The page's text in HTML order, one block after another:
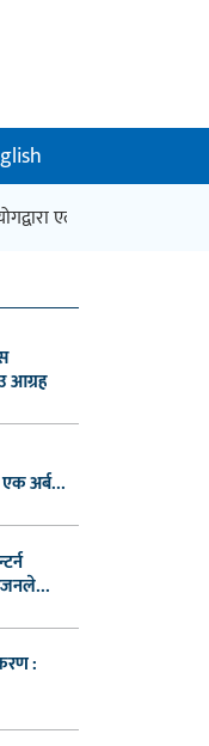
एलपी ग्यास आपूर्तिलाई
आग्रह
एक अर्ब...
: